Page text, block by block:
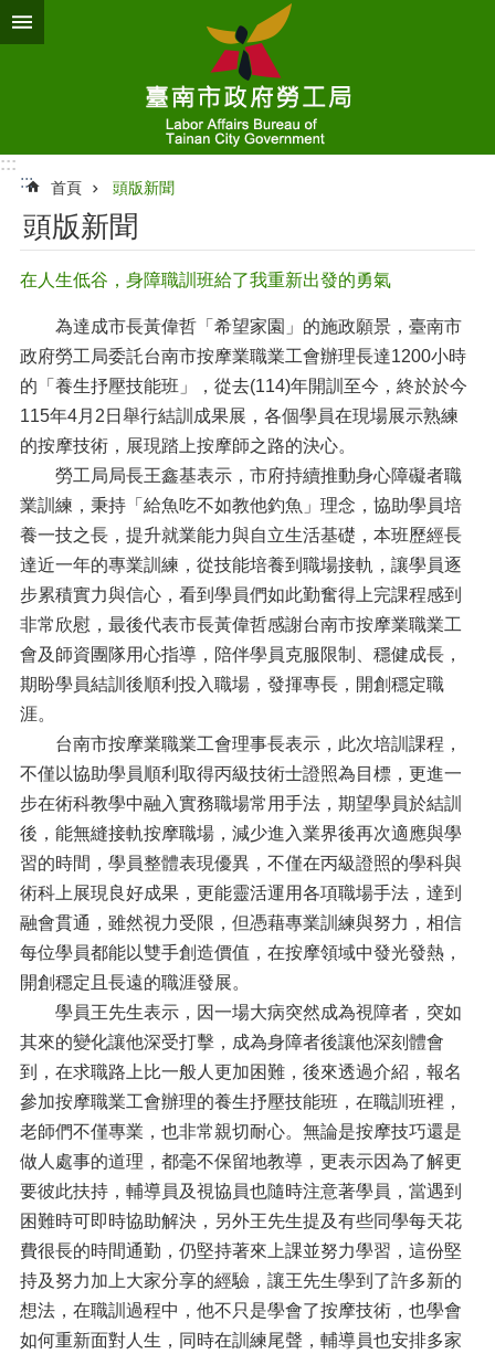
跳到主要內容區塊
:::
:::
首頁 頭版新聞
頭版新聞
在人生低谷，身障職訓班給了我重新出發的勇氣
為達成市長黃偉哲「希望家園」的施政願景，臺南市
政府勞工局委託台南市按摩業職業工會辦理長達1200小時
的「養生抒壓技能班」，從去(114)年開訓至今，終於於今
115年4月2日舉行結訓成果展，各個學員在現場展示熟練
的按摩技術，展現踏上按摩師之路的決心。
勞工局局長王鑫基表示，市府持續推動身心障礙者職
業訓練，秉持「給魚吃不如教他釣魚」理念，協助學員培
養一技之長，提升就業能力與自立生活基礎，本班歷經長
達近一年的專業訓練，從技能培養到職場接軌，讓學員逐
步累積實力與信心，看到學員們如此勤奮得上完課程感到
非常欣慰，最後代表市長黃偉哲感謝台南市按摩業職業工
會及師資團隊用心指導，陪伴學員克服限制、穩健成長，
期盼學員結訓後順利投入職場，發揮專長，開創穩定職
涯。
台南市按摩業職業工會理事長表示，此次培訓課程，
不僅以協助學員順利取得丙級技術士證照為目標，更進一
步在術科教學中融入實務職場常用手法，期望學員於結訓
後，能無縫接軌按摩職場，減少進入業界後再次適應與學
習的時間，學員整體表現優異，不僅在丙級證照的學科與
術科上展現良好成果，更能靈活運用各項職場手法，達到
融會貫通，雖然視力受限，但憑藉專業訓練與努力，相信
每位學員都能以雙手創造價值，在按摩領域中發光發熱，
開創穩定且長遠的職涯發展。
學員王先生表示，因一場大病突然成為視障者，突如
其來的變化讓他深受打擊，成為身障者後讓他深刻體會
到，在求職路上比一般人更加困難，後來透過介紹，報名
參加按摩職業工會辦理的養生抒壓技能班，在職訓班裡，
老師們不僅專業，也非常親切耐心。無論是按摩技巧還是
做人處事的道理，都毫不保留地教導，更表示因為了解更
要彼此扶持，輔導員及視協員也隨時注意著學員，當遇到
困難時可即時協助解決，另外王先生提及有些同學每天花
費很長的時間通勤，仍堅持著來上課並努力學習，這份堅
持及努力加上大家分享的經驗，讓王先生學到了許多新的
想法，在職訓過程中，他不只是學會了按摩技術，也學會
如何重新面對人生，同時在訓練尾聲，輔導員也安排多家